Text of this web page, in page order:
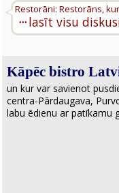
···
Restorāni: Restorāns,
lasīt visu
Kāpēc bistro
un kur var savienot
centra-Pārdaugava,
labu ēdienu ar patīkamu